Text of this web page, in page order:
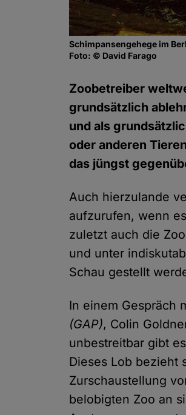
Schimpansengehege im
Foto: © David Farago
Zoobetreiber
grundsätzlich
und als
oder anderen
das jüngst
Auch hierzulande
aufzurufen, wenn
zuletzt auch die
und unter
Schau gestellt
In einem Gespräch
(GAP), Colin
unbestreitbar gibt
Dieses Lob bezieht
Zurschaustellung
belobigten Zoo an